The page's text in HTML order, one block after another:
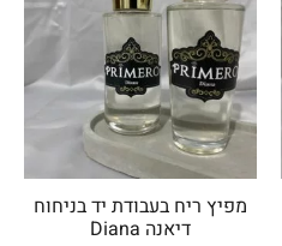
מפיץ ריח בעבודת יד בניחוח
דיאנה Diana